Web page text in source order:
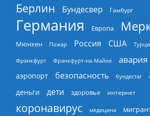
Берлин
Бундесвер Гамбург
Германия Европа
Мюнхен Пожар Россия США
Франкфурт Франкфурт-на-Майне авария
аэропорт безопасность бундестаг
деньги дети здоровье интернет
коронавирус медицина